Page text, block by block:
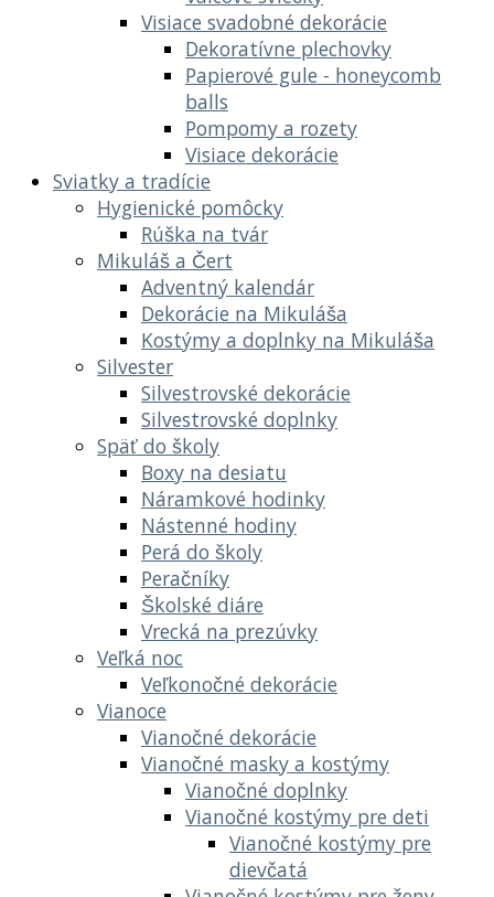
Visiace svadobné dekorácie
Dekoratívne plechovky
Papierové gule - honeycomb
balls
Pompomy a rozety
Visiace dekorácie
Sviatky a tradície
Hygienické pomôcky
Rúška na tvár
Mikuláš a Čert
Adventný kalendár
Dekorácie na Mikuláša
Kostýmy a doplnky na Mikuláša
Silvester
Silvestrovské dekorácie
Silvestrovské doplnky
Späť do školy
Boxy na desiatu
Náramkové hodinky
Nástenné hodiny
Perá do školy
Peračníky
Školské diáre
Vrecká na prezúvky
Veľká noc
Veľkonočné dekorácie
Vianoce
Vianočné dekorácie
Vianočné masky a kostýmy
Vianočné doplnky
Vianočné kostýmy pre deti
Vianočné kostýmy pre
dievčatá